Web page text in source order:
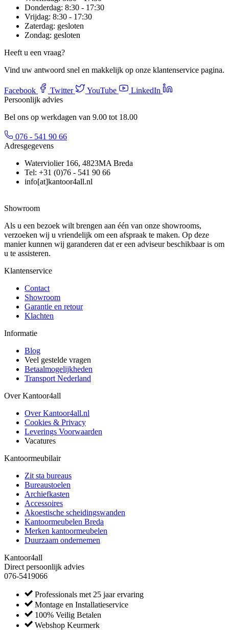
Donderdag: 8:30 - 17:30
Vrijdag: 8:30 - 17:30
Zaterdag: gesloten
Zondag: gesloten
Heeft u een vraag?
Vind uw antwoord snel en makkelijk op onze klantenservice pagina.
Facebook Twitter YouTube
LinkedIn
Persoonlijk advies
Bel ons op werkdagen van 9.00 tot 18.00
076 - 541 90 66
Adresgegevens
Waterviolier 166, 4823MA Breda
Tel: +31 (0)76 - 541 90 66
info[at]kantoor4all.nl
Showroom
Als u een bezoek wilt brengen aan één van onze showrooms,
verzoeken wij u vriendelijk om een afspraak te maken. Op deze
manier kunnen wij garanderen dat er een adviseur beschikbaar is om
u te assisteren.
Klantenservice
Contact
Showroom
Garantie en retour
Klachten
Informatie
Blog
Veel gestelde vragen
Betaalmogelijkheden
Transport Nederland
Over Kantoor4all
Over Kantoor4all.nl
Cookies & Privacy
Leverings Voorwaarden
Vacatures
Kantoormeubilair
Zit sta bureaus
Bureaustoelen
Archiefkasten
Accessoires
Akoestische scheidingswanden
Kantoormeubelen Breda
Merken kantoormeubelen
Duurzaam ondernemen
Kantoor4all
Direct persoonlijk advies
076-5419066
Professionals met 25 jaar ervaring
Montage en Installatieservice
100% Veilig Betalen
Webshop Keurmerk